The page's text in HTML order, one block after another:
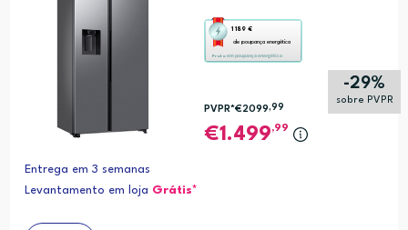
1 189 €
de poupança energética
Prataem poupança energética
Esta
ação
de
-29%
sobre PVPR
PVPR*€2099,99
1.499,99
Entrega em 3 semanas
Levantamento em loja Grátis*